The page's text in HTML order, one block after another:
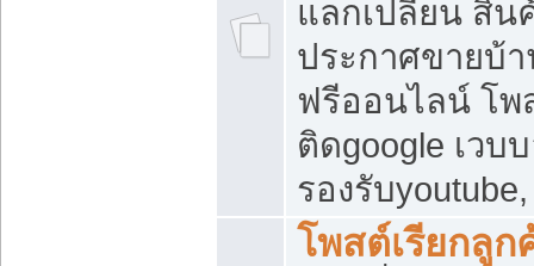
แลกเปลี่ยน สิน
ประกาศขายบ้
ฟรีออนไลน์ โพ
ติดgoogle เวบ
รองรับ
โพสต์เรียกลูก